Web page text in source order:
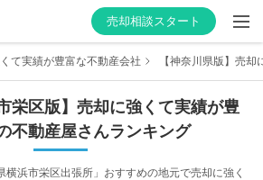
売却相談スタート
て実績が豊富な不動産会社 【神奈川県版】売
栄区版】 売却に強くて実績が豊
不動産屋さんランキング
浜市栄区出張所」おすすめの地元で売却に強く